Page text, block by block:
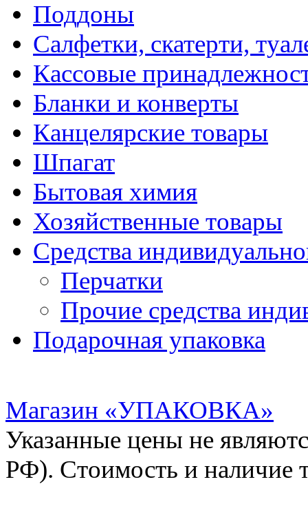
Поддоны
Салфетки, скатерти,
Кассовые
Бланки и конверты
Канцелярские товары
Шпагат
Бытовая химия
Хозяйственные товары
Средства
Перчатки
Прочие средства
Подарочная упаковка
Магазин «УПАКОВКА»
Указанные цены не
РФ). Стоимость и наличие